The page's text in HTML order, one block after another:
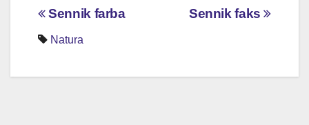
Nawigacja
wpisu
Sennik faks
Sennik farba
Natura